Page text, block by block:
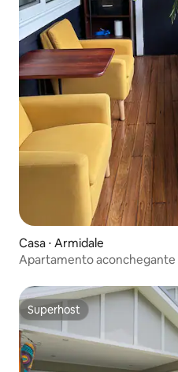
Casa ⋅ Armidale
Apartamento aconchegante
Superhost
Superhost